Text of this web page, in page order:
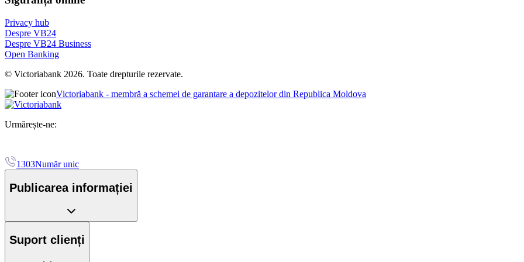
Privacy hub
Despre VB24
Despre VB24 Business
Open Banking
© Victoriabank 2026. Toate drepturile rezervate.
Victoriabank - membră a schemei de garantare a depozitelor din Republica Moldova
Urmărește-ne:
1303Număr unic
Publicarea informației
Suport clienți